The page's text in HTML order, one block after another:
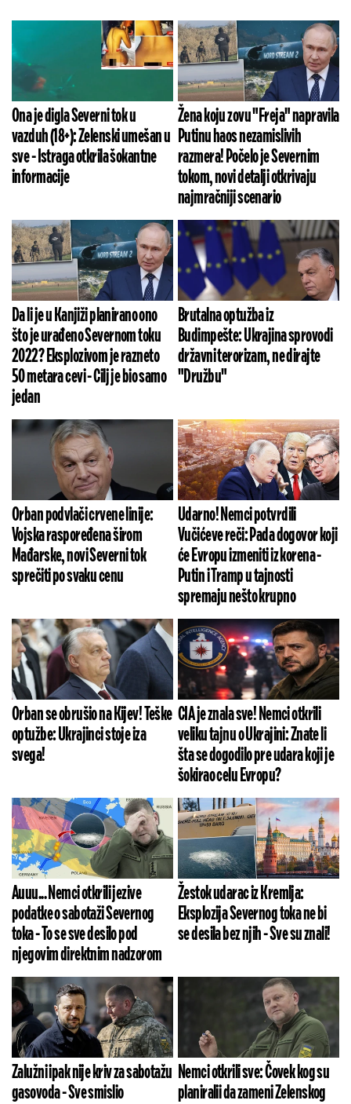
Ona je digla Severni tok u
vazduh (18+): Zelenski umešan u
sve - Istraga otkrila šokantne
informacije
Žena koju zovu "Freja" napravila
Putinu haos nezamislivih
razmera! Počelo je Severnim
tokom, novi detalji otkrivaju
najmračniji scenario
Da li je u Kanjiži planirano ono
što je urađeno Severnom toku
2022? Eksplozivom je razneto
50 metara cevi - Cilj je bio samo
jedan
Brutalna optužba iz
Budimpešte: Ukrajina sprovodi
državni terorizam, ne dirajte
"Družbu"
Orban podvlači crvene linije:
Vojska raspoređena širom
Mađarske, novi Severni tok
sprečiti po svaku cenu
Udarno! Nemci potvrdili
Vučićeve reči: Pada dogovor koji
će Evropu izmeniti iz korena -
Putin i Tramp u tajnosti
spremaju nešto krupno
Orban se obrušio na Kijev! Teške
optužbe: Ukrajinci stoje iza
svega!
CIA je znala sve! Nemci otkrili
veliku tajnu o Ukrajini: Znate li
šta se dogodilo pre udara koji je
šokirao celu Evropu?
Auuu... Nemci otkrili jezive
podatke o sabotaži Severnog
toka - To se sve desilo pod
njegovim direktnim nadzorom
Žestok udarac iz Kremlja:
Eksplozija Severnog toka ne bi
se desila bez njih - Sve su znali!
Zalužni ipak nije kriv za sabotažu
gasovoda - Sve smislio
Nemci otkrili sve: Čovek kog su
planiralii da zameni Zelenskog